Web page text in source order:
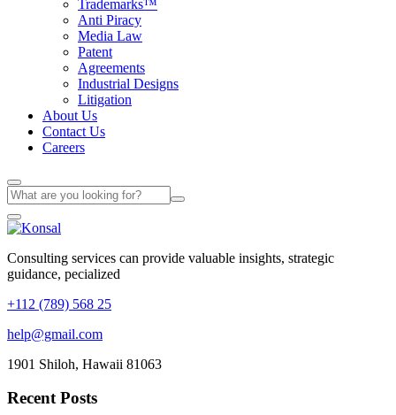
Trademarks™
Anti Piracy
Media Law
Patent
Agreements
Industrial Designs
Litigation
About Us
Contact Us
Careers
Consulting services can provide valuable insights, strategic
guidance, pecialized
+112 (789) 568 25
help@gmail.com
1901 Shiloh, Hawaii 81063
Recent Posts